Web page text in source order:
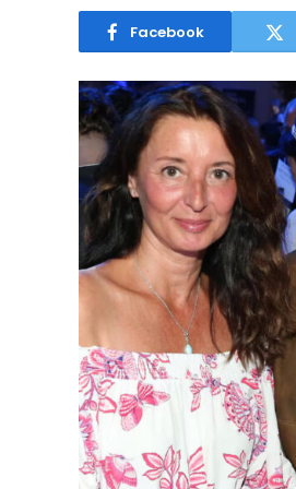
Facebook